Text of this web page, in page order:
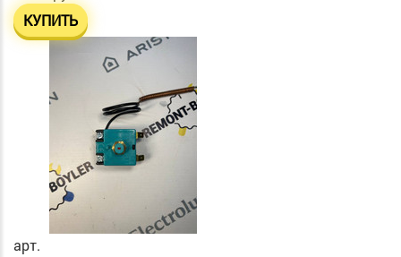
КУПИТЬ
арт.